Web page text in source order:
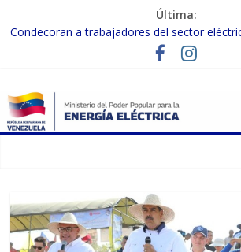
Última:
Condecoran a trabajadores del sector
labor tras el doble sismo del 24-J
Gobierno Nacional coordina acciones con el
Inspeccionan trabajos de rehabilitación en
en Carabobo
Gobierno Nacional activa plan preventivo